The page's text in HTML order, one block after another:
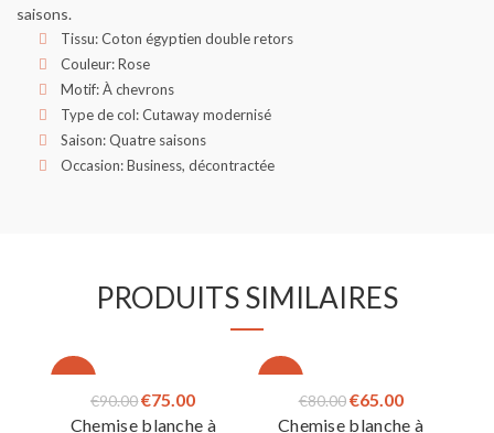
saisons.
Tissu: Coton égyptien double retors
Couleur: Rose
Motif: À chevrons
Type de col: Cutaway modernisé
Saison: Quatre saisons
Occasion: Business, décontractée
PRODUITS SIMILAIRES
-17%
€90.00Le
prix
€75.00Le
prix
Chemise blanche à
-19%
€80.00 Le
prix
€65.00Le
prix
Chemise blanche à